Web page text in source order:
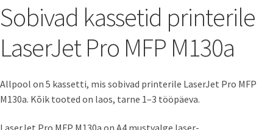
Sobivad kassetid printerile
LaserJet Pro MFP M130a
Allpool on 5 kassetti, mis sobivad printerile LaserJet Pro MFP
M130a. Kõik tooted on laos, tarne 1–3 tööpäeva.